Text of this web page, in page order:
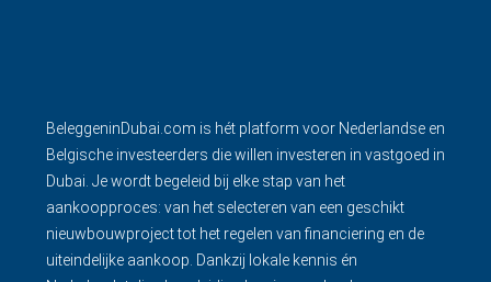
BeleggeninDubai.com is hét platform voor Nederlandse en
Belgische investeerders die willen investeren in vastgoed in
Dubai. Je wordt begeleid bij elke stap van het
aankoopproces: van het selecteren van een geschikt
nieuwbouwproject tot het regelen van financiering en de
uiteindelijke aankoop. Dankzij lokale kennis én